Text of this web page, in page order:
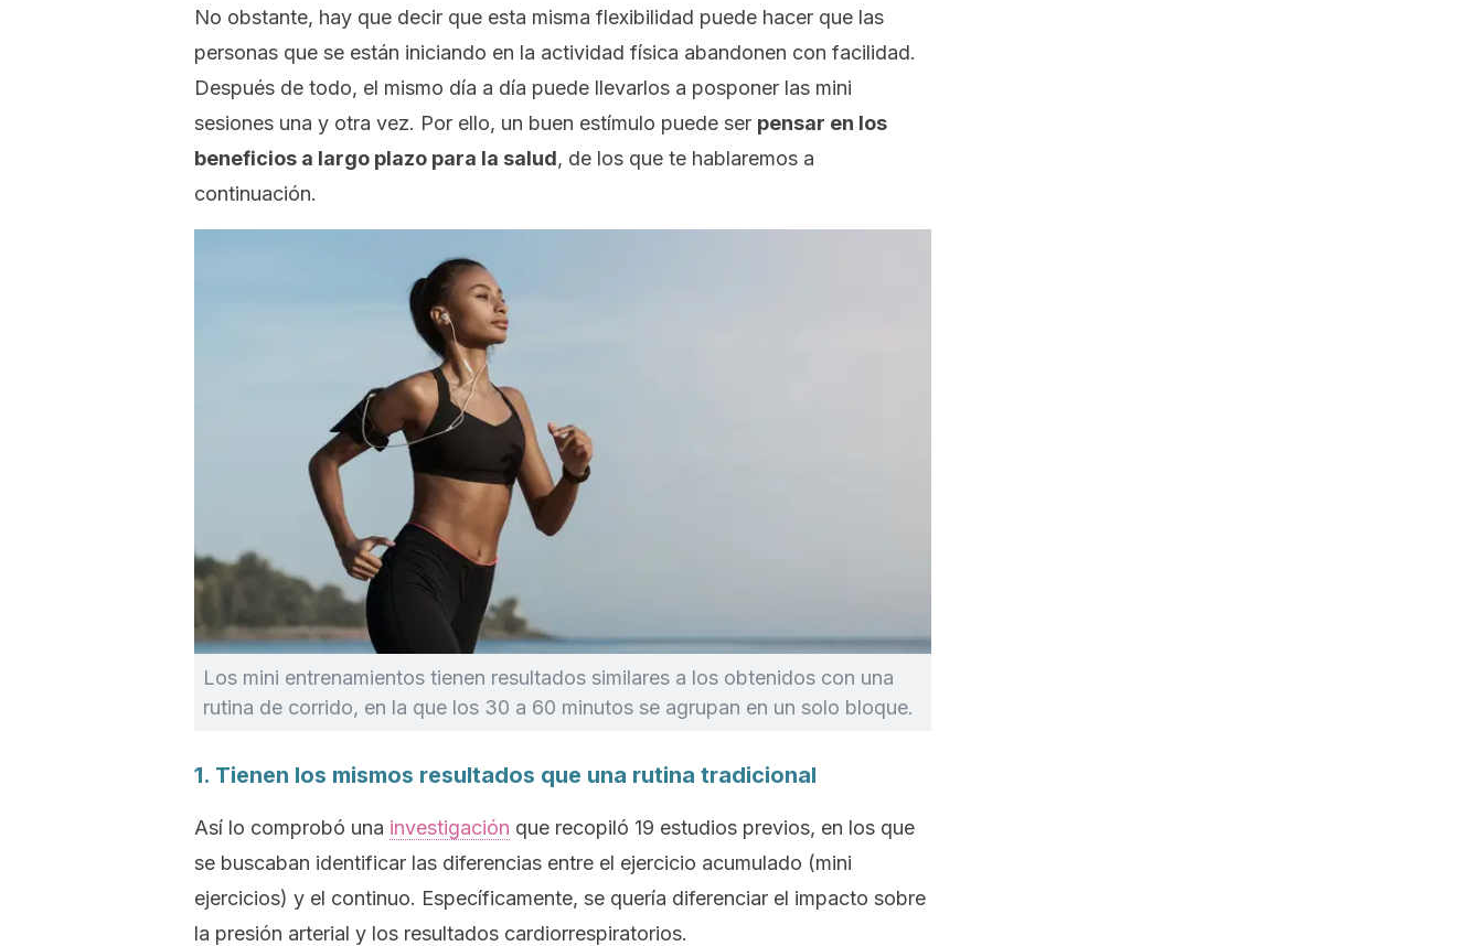
No obstante, hay que decir que esta misma flexibilidad puede hacer que las
personas que se están iniciando en la actividad física abandonen con facilidad.
Después de todo, el mismo día a día puede llevarlos a posponer las mini
sesiones una y otra vez. Por ello, un buen estímulo puede ser pensar en los
beneficios a largo plazo para la salud, de los que te hablaremos a
continuación.
Los mini entrenamientos tienen resultados similares a los obtenidos con una
rutina de corrido, en la que los 30 a 60 minutos se agrupan en un solo bloque.
1. Tienen los mismos resultados que una rutina tradicional
Así lo comprobó una investigación que recopiló 19 estudios previos, en los que
se buscaban identificar las diferencias entre el ejercicio acumulado (mini
ejercicios) y el continuo. Específicamente, se quería diferenciar el impacto sobre
la presión arterial y los resultados cardiorrespiratorios.